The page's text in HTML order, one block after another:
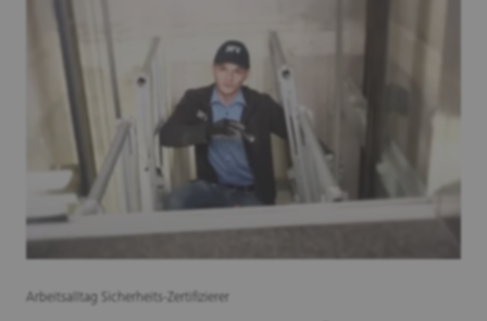
Arbeitsalltag Sicherheits-Zertifizierer